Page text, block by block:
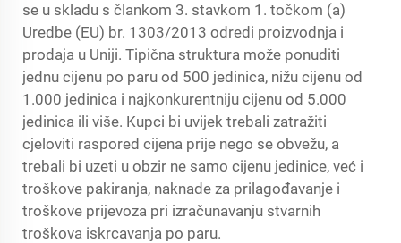
se u skladu s člankom 3. stavkom 1. točkom (a)
Uredbe (EU) br. 1303/2013 odredi proizvodnja i
prodaja u Uniji. Tipična struktura može ponuditi
jednu cijenu po paru od 500 jedinica, nižu cijenu od
1.000 jedinica i najkonkurentniju cijenu od 5.000
jedinica ili više. Kupci bi uvijek trebali zatražiti
cjeloviti raspored cijena prije nego se obvežu, a
trebali bi uzeti u obzir ne samo cijenu jedinice, već i
troškove pakiranja, naknade za prilagođavanje i
troškove prijevoza pri izračunavanju stvarnih
troškova iskrcavanja po paru.